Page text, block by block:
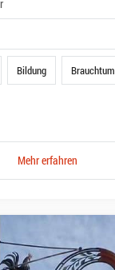
Bildung Brauchtum
Mehr erfahren